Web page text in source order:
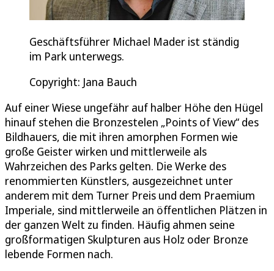
Geschäftsführer Michael Mader ist ständig
im Park unterwegs.
Copyright: Jana Bauch
Auf einer Wiese ungefähr auf halber Höhe den Hügel
hinauf stehen die Bronzestelen „Points of View“ des
Bildhauers, die mit ihren amorphen Formen wie
große Geister wirken und mittlerweile als
Wahrzeichen des Parks gelten. Die Werke des
renommierten Künstlers, ausgezeichnet unter
anderem mit dem Turner Preis und dem Praemium
Imperiale, sind mittlerweile an öffentlichen Plätzen in
der ganzen Welt zu finden. Häufig ahmen seine
großformatigen Skulpturen aus Holz oder Bronze
lebende Formen nach.